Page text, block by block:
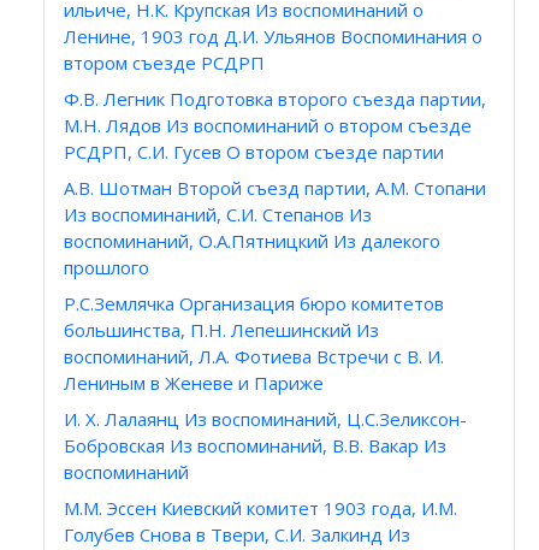
ильиче, Н.К. Крупская Из воспоминаний о
Ленине, 1903 год Д.И. Ульянов Воспоминания о
втором съезде РСДРП
Ф.В. Легник Подготовка второго съезда партии,
М.Н. Лядов Из воспоминаний о втором съезде
РСДРП, С.И. Гусев О втором съезде партии
А.В. Шотман Второй съезд партии, А.М. Стопани
Из воспоминаний, С.И. Степанов Из
воспоминаний, О.А.Пятницкий Из далекого
прошлого
Р.С.Землячка Организация бюро комитетов
большинства, П.Н. Лепешинский Из
воспоминаний, Л.А. Фотиева Встречи с В. И.
Лениным в Женеве и Париже
И. X. Лалаянц Из воспоминаний, Ц.С.Зеликсон-
Бобровская Из воспоминаний, В.В. Вакар Из
воспоминаний
М.М. Эссен Киевский комитет 1903 года, И.М.
Голубев Снова в Твери, С.И. Залкинд Из